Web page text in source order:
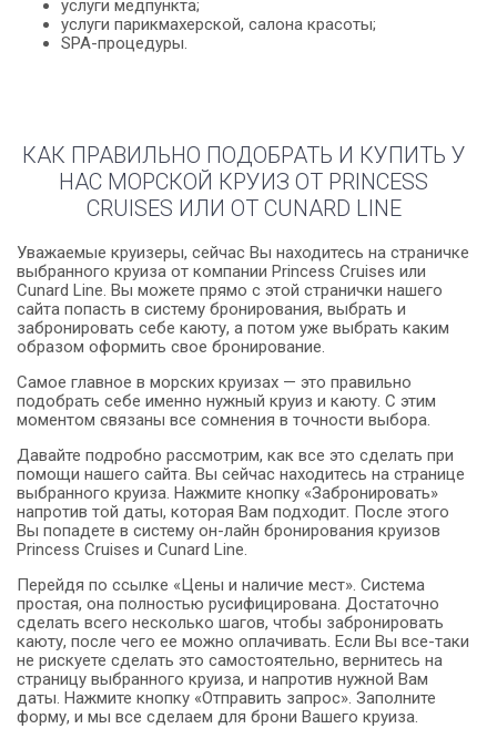
услуги медпункта;
услуги парикмахерской, салона красоты;
SPA-процедуры.
КАК ПРАВИЛЬНО ПОДОБРАТЬ И КУПИТЬ У
НАС МОРСКОЙ КРУИЗ ОТ PRINCESS
CRUISES ИЛИ ОТ CUNARD LINE
Уважаемые круизеры, сейчас Вы находитесь на страничке
выбранного круиза от компании Princess Cruises или
Cunard Line. Вы можете прямо с этой странички нашего
сайта попасть в систему бронирования, выбрать и
забронировать себе каюту, а потом уже выбрать каким
образом оформить свое бронирование.
Самое главное в морских круизах — это правильно
подобрать себе именно нужный круиз и каюту. С этим
моментом связаны все сомнения в точности выбора.
Давайте подробно рассмотрим, как все это сделать при
помощи нашего сайта. Вы сейчас находитесь на странице
выбранного круиза. Нажмите кнопку «Забронировать»
напротив той даты, которая Вам подходит. После этого
Вы попадете в систему он-лайн бронирования круизов
Princess Cruises и Сunard Line.
Перейдя по ссылке «Цены и наличие мест». Система
простая, она полностью русифицирована. Достаточно
сделать всего несколько шагов, чтобы забронировать
каюту, после чего ее можно оплачивать. Если Вы все-таки
не рискуете сделать это самостоятельно, вернитесь на
страницу выбранного круиза, и напротив нужной Вам
даты. Нажмите кнопку «Отправить запрос». Заполните
форму, и мы все сделаем для брони Вашего круиза.